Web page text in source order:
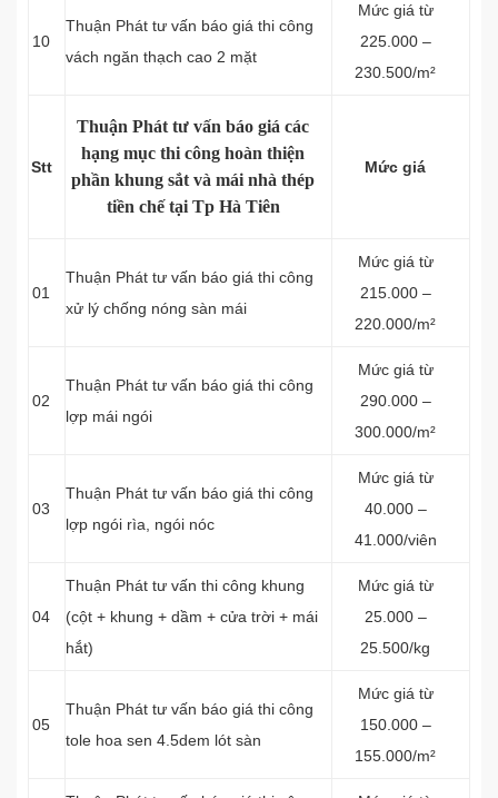
10
Thuận Phát tư vấn báo giá thi công
vách ngăn thạch cao 2 mặt
Mức giá từ
225.000 –
230.500/m²
Stt
Thuận Phát tư vấn báo giá các
hạng mục thi công hoàn thiện
phần khung sắt và mái nhà thép
tiền chế tại Tp Hà Tiên
Mức giá
01
Thuận Phát tư vấn báo giá thi công
xử lý chống nóng sàn mái
Mức giá từ
215.000 –
220.000/m²
02
Thuận Phát tư vấn báo giá thi công
lợp mái ngói
Mức giá từ
290.000 –
300.000/m²
03
Thuận Phát tư vấn báo giá thi công
lợp ngói rìa, ngói nóc
Mức giá từ
40.000 –
41.000/viên
04
Thuận Phát tư vấn thi công khung
(cột + khung + dầm + cửa trời + mái
hắt)
Mức giá từ
25.000 –
25.500/kg
05
Thuận Phát tư vấn báo giá thi công
tole hoa sen 4.5dem lót sàn
Mức giá từ
150.000 –
155.000/m²